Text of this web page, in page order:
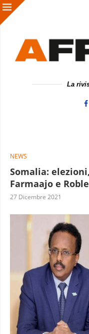
La
NEWS
Somalia:
Farmaajo e Roble
27 Dicembre 2021